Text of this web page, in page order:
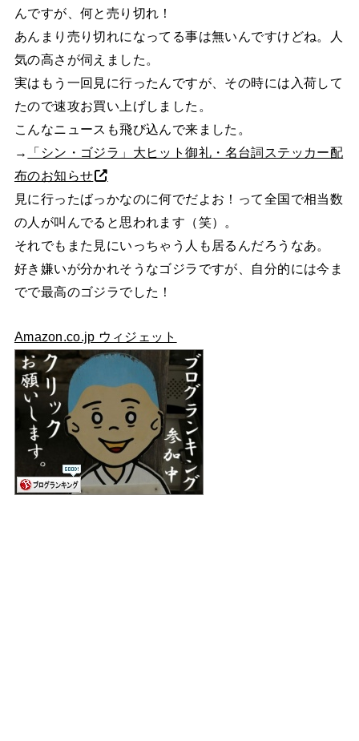
んですが、何と売り切れ！
あんまり売り切れになってる事は無いんですけどね。人
気の高さが伺えました。
実はもう一回見に行ったんですが、その時には入荷して
たので速攻お買い上げしました。
こんなニュースも飛び込んで来ました。
→
「シン・ゴジラ」大ヒット御礼・名台詞ステッカー配
布のお知らせ
見に行ったばっかなのに何でだよお！って全国で相当数
の人が叫んでると思われます（笑）。
それでもまた見にいっちゃう人も居るんだろうなあ。
好き嫌いが分かれそうなゴジラですが、自分的には今ま
でで最高のゴジラでした！
Amazon.co.jp ウィジェット